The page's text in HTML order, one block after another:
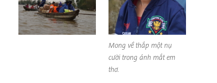
Mong về thắp một nụ
cười trong ánh mắt em
thơ.